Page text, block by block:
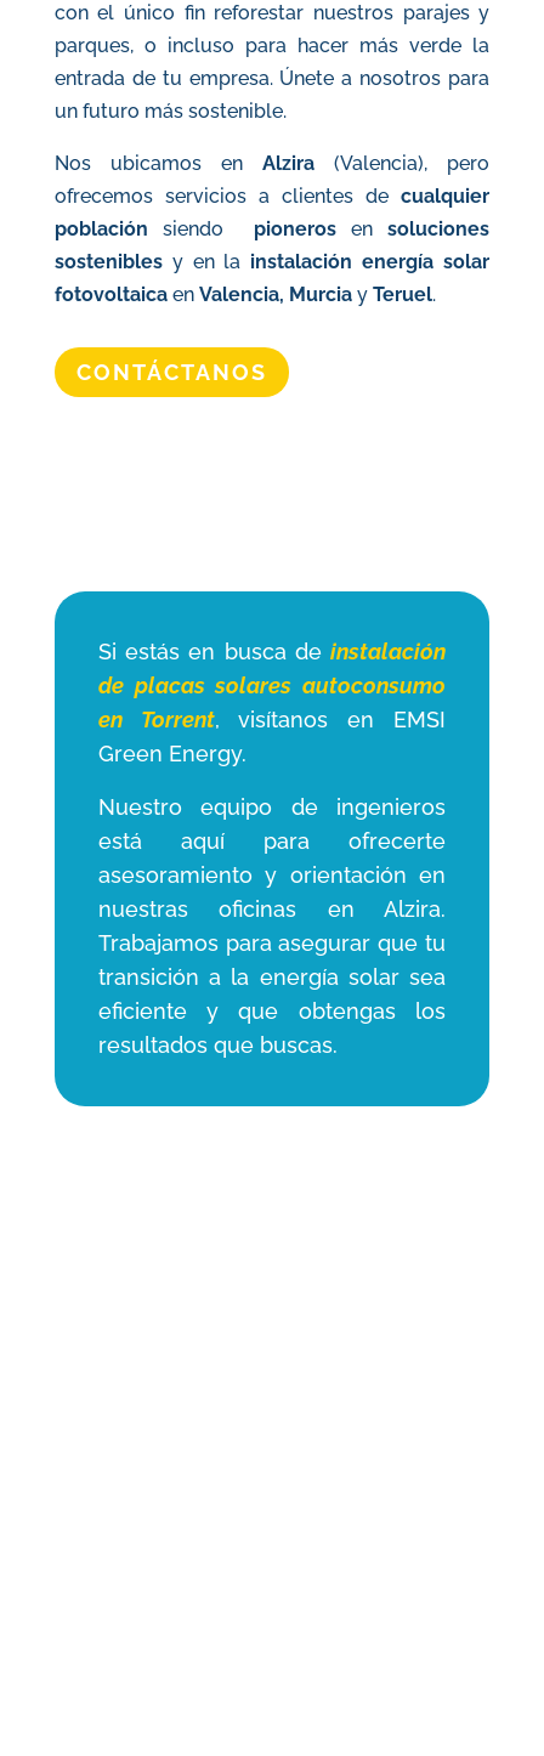
con el único fin reforestar nuestros parajes y
parques, o incluso para hacer más verde la
entrada de tu empresa. Únete a nosotros para
un futuro más sostenible.
Nos ubicamos enAlzira (Valencia), pero
ofrecemos servicios a clientes decualquier
población siendo pionerosensoluciones
sosteniblesy en la instalación energía solar
fotovoltaica en Valencia, Murcia y Teruel.
CONTÁCTANOS
Si estás en busca deinstalación
de placas solares autoconsumo
en Torrent, visítanos en EMSI
Green Energy.
Nuestro equipo de ingenieros
está aquí para ofrecerte
asesoramiento y orientación en
nuestras oficinas en Alzira.
Trabajamos para asegurar que tu
transición a la energía solar sea
eficiente y que obtengas los
resultados que buscas.